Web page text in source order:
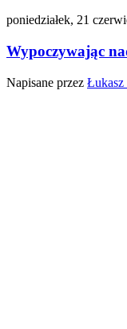
poniedziałek, 21
Wypoczywając
Napisane przez Łukasz